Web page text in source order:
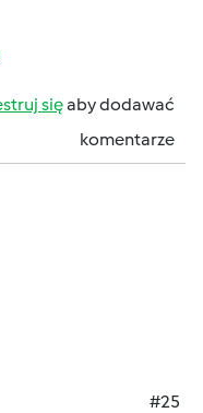
sięaby dodawać
komentarze
#25